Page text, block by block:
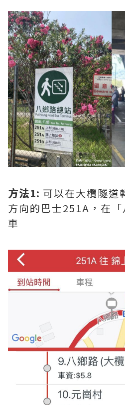
方法1: 可以在大欖隧道
方向的巴士251A，在
車